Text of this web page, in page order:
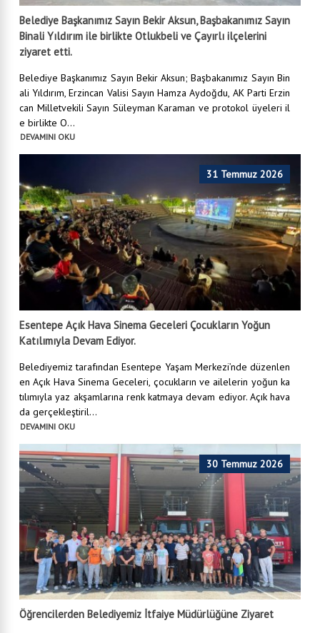
Belediye Başkanımız Sayın Bekir Aksun, Başbakanımız Sayın
Binali Yıldırım ile birlikte Otlukbeli ve Çayırlı ilçelerini
ziyaret etti.
Belediye Başkanımız Sayın Bekir Aksun; Başbakanımız Sayın Bin
ali Yıldırım, Erzincan Valisi Sayın Hamza Aydoğdu, AK Parti Erzin
can Milletvekili Sayın Süleyman Karaman ve protokol üyeleri il
e birlikte O...
DEVAMINI OKU
31 Temmuz 2026
Esentepe Açık Hava Sinema Geceleri Çocukların Yoğun
Katılımıyla Devam Ediyor.
Belediyemiz tarafından Esentepe Yaşam Merkezi’nde düzenlen
en Açık Hava Sinema Geceleri, çocukların ve ailelerin yoğun ka
tılımıyla yaz akşamlarına renk katmaya devam ediyor. Açık hava
da gerçekleştiril...
DEVAMINI OKU
30 Temmuz 2026
Öğrencilerden Belediyemiz İtfaiye Müdürlüğüne Ziyaret